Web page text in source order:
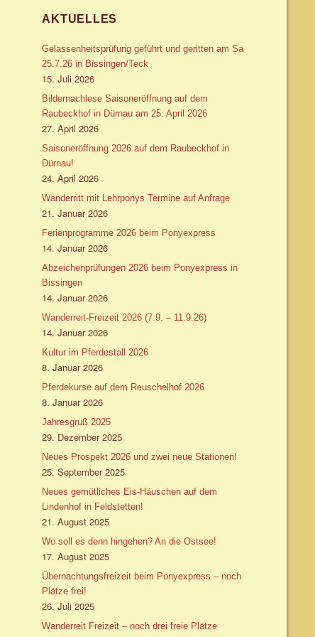
AKTUELLES
Gelassenheitsprüfung geführt und geritten am Sa
25.7.26 in Bissingen/Teck
15. Juli 2026
Bildernachlese Saisoneröffnung auf dem
Raubeckhof in Dürnau am 25. April 2026
27. April 2026
Saisoneröffnung 2026 auf dem Raubeckhof in
Dürnau!
24. April 2026
Wanderritt mit Lehrponys Termine auf Anfrage
21. Januar 2026
Ferienprogramme 2026 beim Ponyexpress
14. Januar 2026
Abzeichenprüfungen 2026 beim Ponyexpress in
Bissingen
14. Januar 2026
Wanderreit-Freizeit 2026 (7.9. – 11.9.26)
14. Januar 2026
Kultur im Pferdestall 2026
8. Januar 2026
Pferdekurse auf dem Reuschelhof 2026
8. Januar 2026
Jahresgruß 2025
29. Dezember 2025
Neues Prospekt 2026 und zwei neue Stationen!
25. September 2025
Neues gemütliches Eis-Häuschen auf dem
Lindenhof in Feldstetten!
21. August 2025
Wo soll es denn hingehen? An die Ostsee!
17. August 2025
Übernachtungsfreizeit beim Ponyexpress – noch
Plätze frei!
26. Juli 2025
Wanderreit Freizeit – noch drei freie Plätze